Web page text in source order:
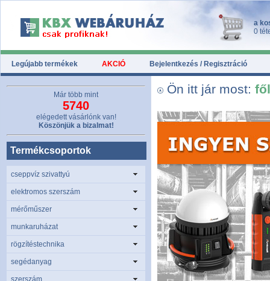
a
0
Legújabb termékek AKCIÓ Bejelentkezés / Regisztráció
Ön itt jár most:
Már több mint
5740
elégedett vásárlónk van!
Köszönjük a bizalmat!
Termékcsoportok
cseppvíz szivattyú
elektromos szerszám
mérőműszer
munkaruházat
rögzítéstechnika
segédanyag
szerszám